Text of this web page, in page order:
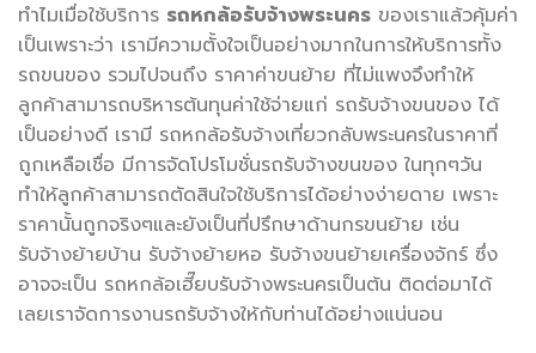
ทำไมเมื่อใช้บริการ รถหกล้อรับจ้างพระนคร ของเราแล้วคุ้มค่า
เป็นเพราะว่า เรามีความตั้งใจเป็นอย่างมากในการให้บริการทั้ง
รถขนของ รวมไปจนถึง ราคาค่าขนย้าย ที่ไม่แพงจึงทำให้
ลูกค้าสามารถบริหารต้นทุนค่าใช้จ่ายแก่ รถรับจ้างขนของ ได้
เป็นอย่างดี เรามี รถหกล้อรับจ้างเที่ยวกลับพระนครในราคาที่
ถูกเหลือเชื่อ มีการจัดโปรโมชั่นรถรับจ้างขนของ ในทุกๆวัน
ทำให้ลูกค้าสามารถตัดสินใจใช้บริการได้อย่างง่ายดาย เพราะ
ราคานั้นถูกจริงๆและยังเป็นที่ปรึกษาด้านกรขนย้าย เช่น
รับจ้างย้ายบ้าน รับจ้างย้ายหอ รับจ้างขนย้ายเครื่องจักร์ ซึ่ง
อาจจะเป็น รถหกล้อเฮี๊ยบรับจ้างพระนครเป็นต้น ติดต่อมาได้
เลยเราจัดการงานรถรับจ้างให้กับท่านได้อย่างแน่นอน